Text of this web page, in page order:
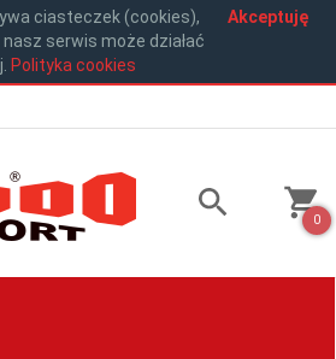
ciasteczek (cookies),
serwis może działać
Polityka cookies
Akceptuję
0